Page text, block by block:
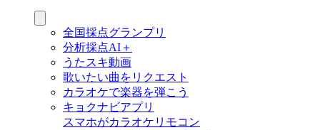
全国採点グランプリ
分析採点AI＋
うたスキ動画
歌いたい曲をリクエスト
カラオケで楽器を弾こう
キョクナビアプリ
スマホがカラオケリモコン